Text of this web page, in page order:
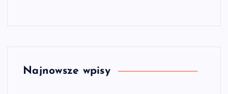
Najnowsze wpisy